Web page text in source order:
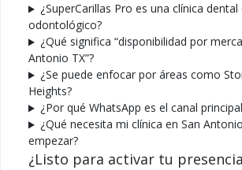
¿SuperCarillas Pro es una clínica
odontológico?
¿Qué significa “disponibilidad por
Antonio TX”?
¿Se puede enfocar por áreas como
Heights?
¿Por qué WhatsApp es el canal
¿Qué necesita mi clínica en San
empezar?
¿Listo para activar tu